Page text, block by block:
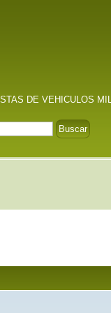
DE VEHICULOS